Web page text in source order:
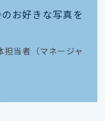
お好きな写真を
当者（マネージャ